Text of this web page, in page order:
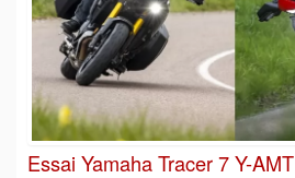
Essai Yamaha Tracer 7 Y-AMT